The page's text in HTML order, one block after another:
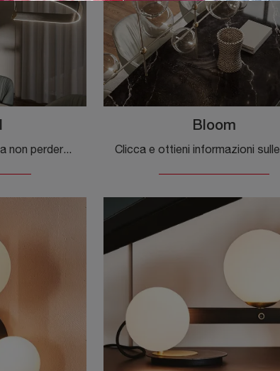
Progetti illuminotecnici da non perdere! Eccoti la lampada a sospensione Bluebell di Cattelan Italia.
Bloom